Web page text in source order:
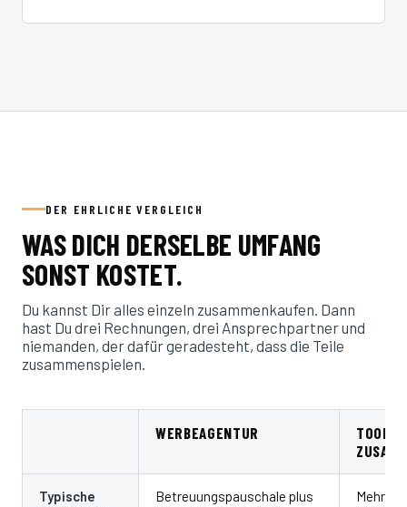
DER EHRLICHE VERGLEICH
WAS DICH DERSELBE UMFANG
SONST KOSTET.
Du kannst Dir alles einzeln zusammenkaufen. Dann
hast Du drei Rechnungen, drei Ansprechpartner und
niemanden, der dafür geradesteht, dass die Teile
zusammenspielen.
WERBEAGENTUR
TOOLS
Typische
Betreuungspauschale plus